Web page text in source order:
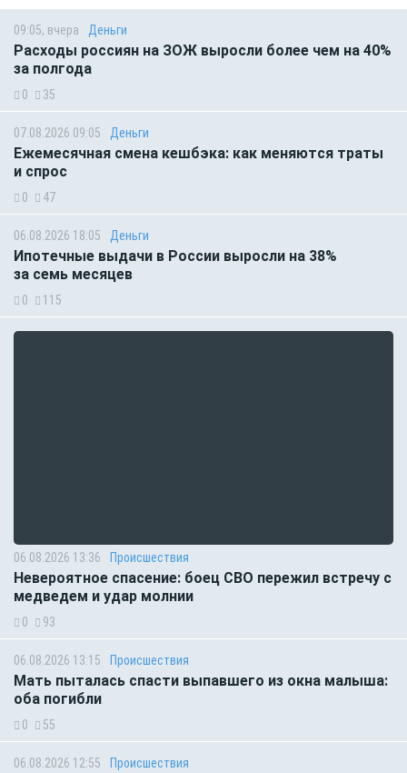
09:05, вчера Деньги
Расходы россиян на ЗОЖ выросли более чем на 40%
за полгода
0 35
07.08.2026 09:05 Деньги
Ежемесячная смена кешбэка: как меняются траты
и спрос
0 47
06.08.2026 18:05 Деньги
Ипотечные выдачи в России выросли на 38%
за семь месяцев
0 115
06.08.2026 13:36 Происшествия
Невероятное спасение: боец СВО пережил встречу с
медведем и удар молнии
0 93
06.08.2026 13:15 Происшествия
Мать пыталась спасти выпавшего из окна малыша:
оба погибли
0 55
06.08.2026 12:55 Происшествия